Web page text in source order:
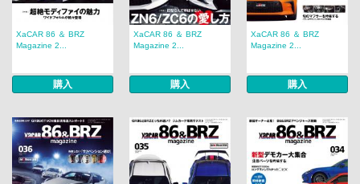
XaCAR 86 ＆ BRZ
Magazine 2...
購入
XaCAR 86 ＆ BRZ
Magazine 2...
購入
XaCAR 86 ＆ BRZ
Magazine 2...
購入